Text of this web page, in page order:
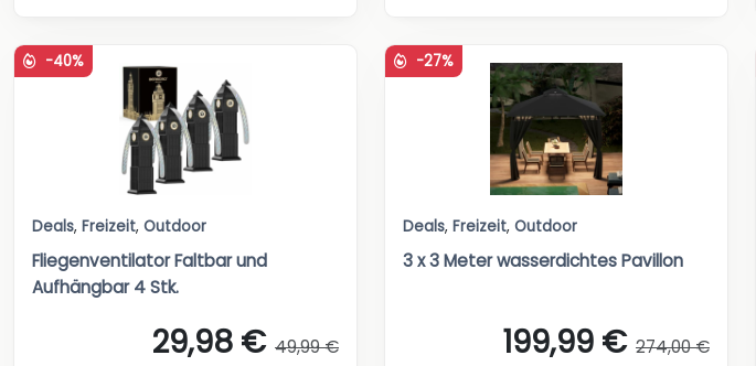
-40%
Deals, Freizeit, Outdoor
Fliegenventilator Faltbar und
Aufhängbar 4 Stk.
29,98 € 49,99 €
-27%
Deals, Freizeit, Outdoor
3 x 3 Meter wasserdichtes Pavillon
199,99 € 274,00 €